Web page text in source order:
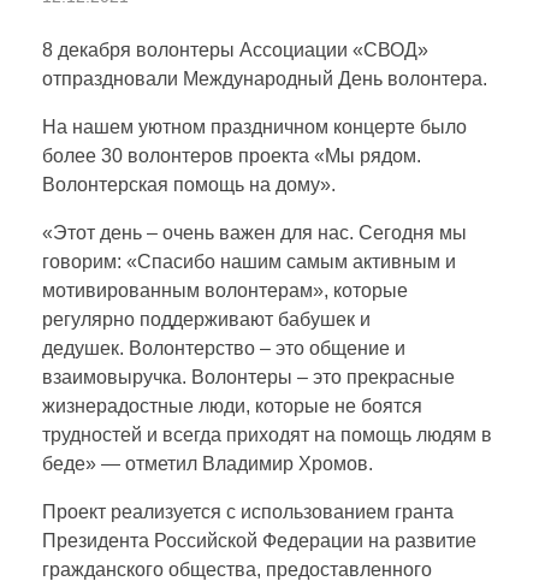
о
л
о
н
т
е
р
ы
8 декабря волонтеры Ассоциации «СВОД»
отпраздновали Международный День волонтера.
На нашем уютном праздничном концерте было
более 30 волонтеров проекта «Мы рядом.
Волонтерская помощь на дому».
«Этот день – очень важен для нас. Сегодня мы
говорим: «Спасибо нашим самым активным и
мотивированным волонтерам», которые
регулярно поддерживают бабушек и
дедушек. Волонтерство – это общение и
взаимовыручка. Волонтеры – это прекрасные
жизнерадостные люди, которые не боятся
трудностей и всегда приходят на помощь людям в
беде» — отметил Владимир Хромов.
Проект реализуется с использованием гранта
Президента Российской Федерации на развитие
гражданского общества, предоставленного